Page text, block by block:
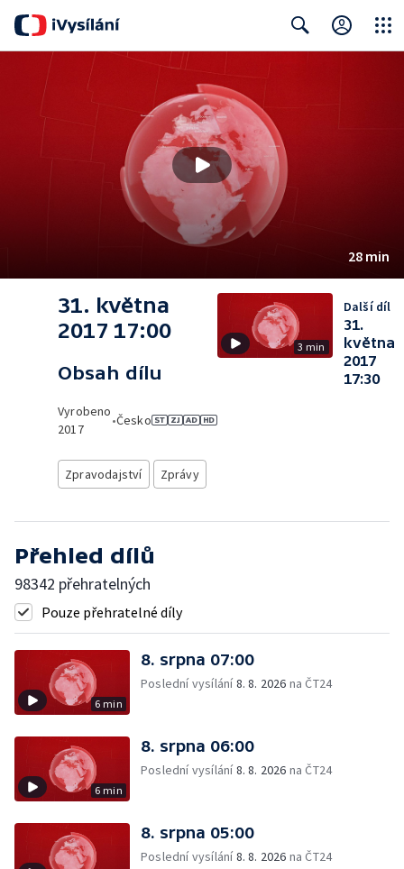
28 min
31. května
2017 17:00
Obsah dílu
Vyrobeno
2017
•Česko
Zpravodajství Zprávy
3 min
Další díl
31.
května
2017
17:30
Přehled dílů
98342 přehratelných
Pouze přehratelné díly
6 min
8. srpna 07:00
Poslední vysílání8. 8. 2026 na ČT24
6 min
8. srpna 06:00
Poslední vysílání8. 8. 2026 na ČT24
8. srpna 05:00
Poslední vysílání8. 8. 2026 na ČT24